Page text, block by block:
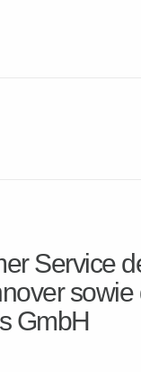
Service
sowie
GmbH